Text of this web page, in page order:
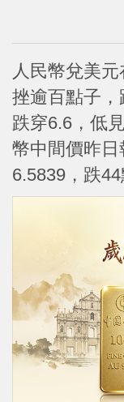
人民幣兌美
挫逾百點子
跌穿6.6，低
幣中間價昨
6.5839，跌44